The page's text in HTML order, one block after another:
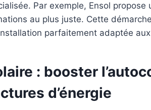
Par exemple, Ensol
au plus juste. Cette
parfaitement adaptée
: booster
d’énergie